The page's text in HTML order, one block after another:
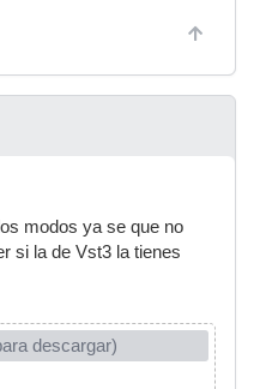
modos ya se que no
si la de Vst3 la tienes
descargar)